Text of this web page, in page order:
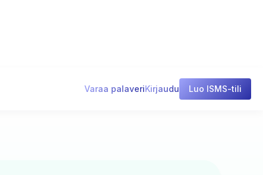
Varaa palaveriKirjaudu Luo ISMS-tili